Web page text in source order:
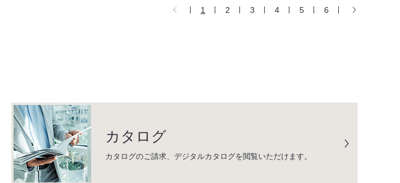
1 2 3 4 5 6
カタログ
カタログのご請求、デジタルカタログを閲覧いただけます。